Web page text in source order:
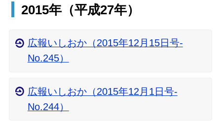
2015年（平成27年）
広報いしおか（2015年12月15日号-
No.245）
広報いしおか（2015年12月1日号-
No.244）